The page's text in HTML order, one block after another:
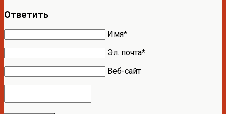
Ответить
Имя*
Эл. почта*
Веб-сайт